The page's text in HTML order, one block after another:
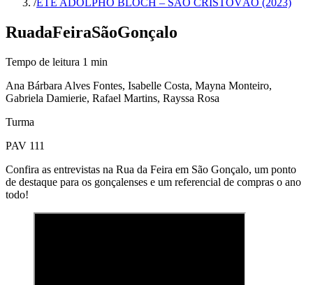
/ETE ADOLPHO BLOCH – SÃO CRISTÓVÃO (2023)
RuadaFeiraSãoGonçalo
Tempo de leitura 1 min
Ana Bárbara Alves Fontes, Isabelle Costa, Mayna Monteiro,
Gabriela Damierie, Rafael Martins, Rayssa Rosa
Turma
PAV 111
Confira as entrevistas na Rua da Feira em São Gonçalo, um ponto
de destaque para os gonçalenses e um referencial de compras o ano
todo!